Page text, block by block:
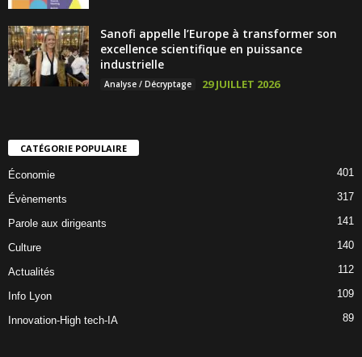
Sanofi appelle l’Europe à transformer son
excellence scientifique en puissance
industrielle
Analyse / Décryptage 29 JUILLET 2026
CATÉGORIE POPULAIRE
Économie 401
Évènements 317
Parole aux dirigeants 141
Culture 140
Actualités 112
Info Lyon 109
Innovation-High tech-IA 89